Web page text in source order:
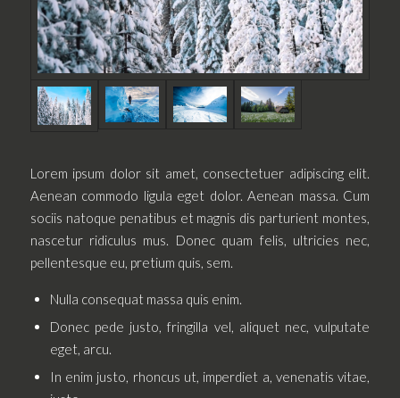
Lorem ipsum dolor sit amet, consectetuer adipiscing elit.
Aenean commodo ligula eget dolor. Aenean massa. Cum
sociis natoque penatibus et magnis dis parturient montes,
nascetur ridiculus mus. Donec quam felis, ultricies nec,
pellentesque eu, pretium quis, sem.
Nulla consequat massa quis enim.
Donec pede justo, fringilla vel, aliquet nec, vulputate
eget, arcu.
In enim justo, rhoncus ut, imperdiet a, venenatis vitae,